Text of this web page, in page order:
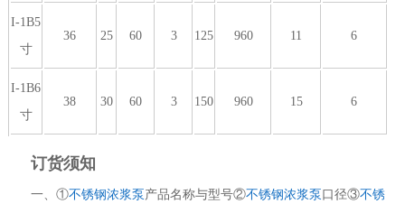
I-1B5
寸
36 25 60 3 125 960 11 6
I-1B6
寸
38 30 60 3 150 960 15 6
订货须知
一、①不锈钢浓浆泵 产品名称与型号②不锈钢浓浆泵 口径③不锈